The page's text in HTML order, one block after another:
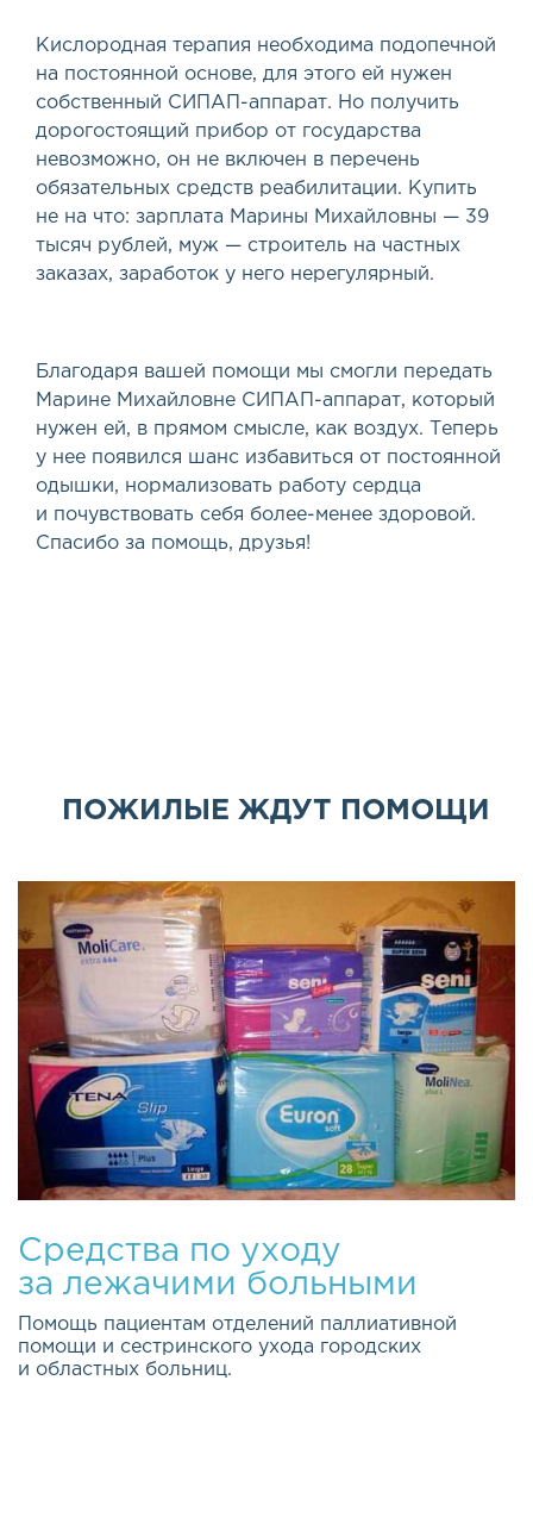
Кислородная терапия необходима подопечной
на постоянной основе, для этого ей нужен
собственный СИПАП -аппарат. Но получить
дорогостоящий прибор от государства
невозможно, он не включен в перечень
обязательных средств реабилитации. Купить
не на что: зарплата Марины Михайловны — 39
тысяч рублей, муж — строитель на частных
заказах, заработок у него нерегулярный.
Благодаря вашей помощи мы смогли передать
Марине Михайловне СИПАП -аппарат, который
нужен ей, в прямом смысле, как воздух. Теперь
у нее появился шанс избавиться от постоянной
одышки, нормализовать работу сердца
и почувствовать себя более-менее здоровой.
Спасибо за помощь, друзья!
ПОЖИЛЫЕ ЖДУТ ПОМОЩИ
Средства по уходу
за лежачими больными
Помощь пациентам отделений паллиативной
помощи и сестринского ухода городских
и областных больниц.